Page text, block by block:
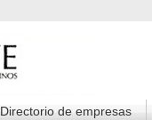
Directorio de empresas